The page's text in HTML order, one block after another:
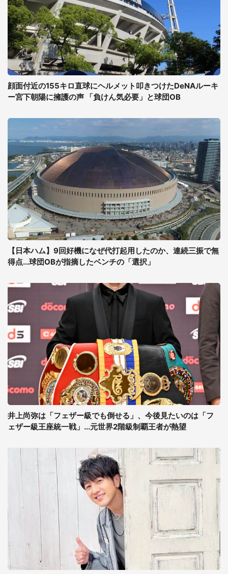
顔面付近の155キロ直球にヘルメット叩きつけたDeNAルーキ
ー宮下朝陽に擁護の声 「負けん気必要」と球団OB
【日本ハム】9回好機になぜ代打起用したのか、連続三振で無
得点...球団OBが指摘したベンチの「選択」
井上尚弥は「フェザー級でも倒せる」、今後見たいのは「フ
ェザー級王座統一戦」...元世界2階級制覇王者が熱望